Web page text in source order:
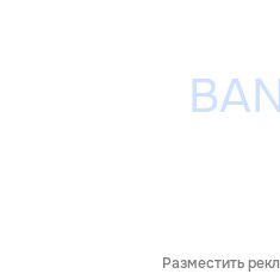
Разместить